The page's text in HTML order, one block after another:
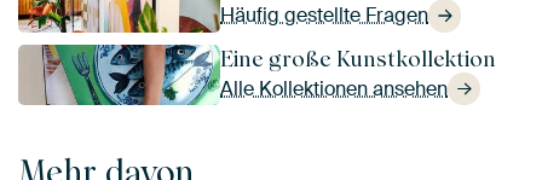
Häufig gestellte Fragen
Eine große Kunstkollektion
Alle Kollektionen ansehen